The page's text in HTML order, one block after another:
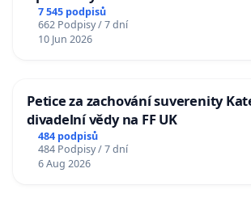
7 545 podpisů
662 Podpisy / 7 dní
10 Jun 2026
Petice za zachování suverenity
divadelní vědy na FF UK
484 podpisů
484 Podpisy / 7 dní
6 Aug 2026